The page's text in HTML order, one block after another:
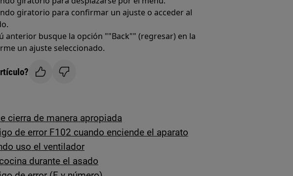
giratorio para confirmar un ajuste o acceder al
anterior busque la opción ""Back"" (regresar) en la
un ajuste seleccionado.
cierra de manera apropiada
de error F102 cuando enciende el aparato
uso el ventilador
durante el asado